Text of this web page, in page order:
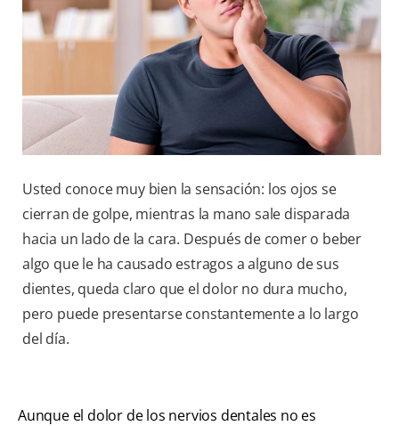
DÓNDE COMPRAR
UY (ES)
SUSCRIBITE
Usted conoce muy bien la sensación: los ojos se
cierran de golpe, mientras la mano sale disparada
hacia un lado de la cara. Después de comer o beber
algo que le ha causado estragos a alguno de sus
dientes, queda claro que el dolor no dura mucho,
pero puede presentarse constantemente a lo largo
del día.
Aunque el dolor de los nervios dentales no es